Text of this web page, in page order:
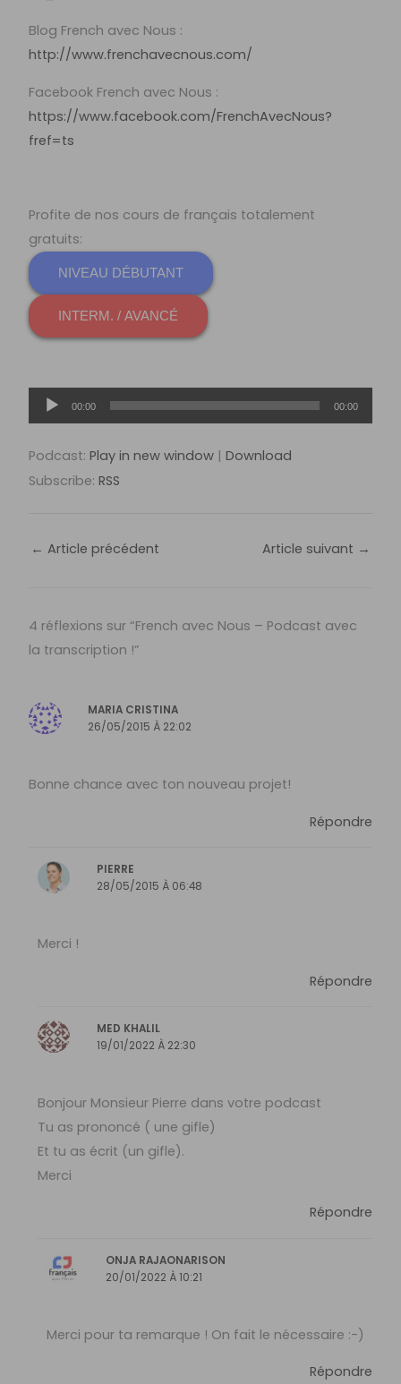
Blog French avec Nous :
http://www.frenchavecnous.com/
Facebook French avec Nous :
https://www.facebook.com/FrenchAvecNous?
fref=ts
Profite de nos cours de français totalement
gratuits:
NIVEAU DÉBUTANT
INTERM. / AVANCÉ
Lecteur
audio
00:00 00:00
Podcast:Play in new window |Download
Subscribe:RSS
← Article précédent Article suivant →
4 réflexions sur “French avec Nous – Podcast avec
la transcription !”
MARIA CRISTINA
26/05/2015 À 22:02
Bonne chance avec ton nouveau projet!
Répondre
PIERRE
28/05/2015 À 06:48
Merci !
Répondre
MED KHALIL
19/01/2022 À 22:30
Bonjour Monsieur Pierre dans votre podcast
Tu as prononcé ( une gifle)
Et tu as écrit (un gifle).
Merci
Répondre
ONJA RAJAONARISON
20/01/2022 À 10:21
Merci pour ta remarque ! On fait le nécessaire :-)
Répondre